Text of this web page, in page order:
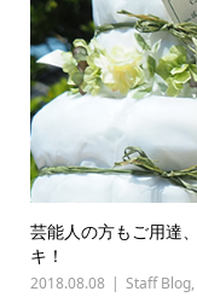
芸能人の方もご用達
キ！
2018.08.08 Staff Blog,